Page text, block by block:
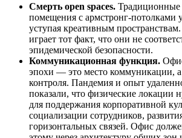
Смерть open spaces.
помещения с армстронг-потолками
уступая креативным
играет тот факт, что они не
эпидемической безопасности.
Коммуникационная функция.
эпохи — это место коммуникации, а
контроля. Пандемия и опыт
показали, что физические локации
для поддержания корпоративной
социализации сотрудников,
горизонтальных связей. Офис